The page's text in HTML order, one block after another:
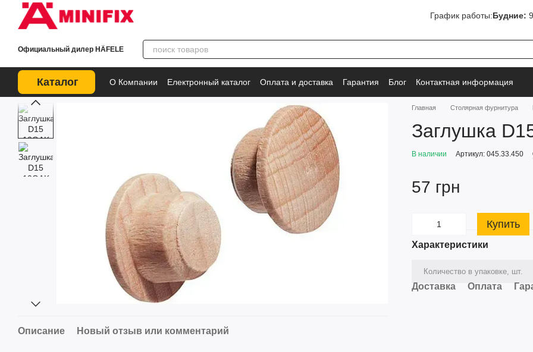
Перейти к основному контенту
График работы:Будние:
Официальный дилер HÄFELE
Каталог О Компании Електронный каталог Оплата и доставка Гарантия Блог Контактная информация
Описание Новый отзыв или комментарий
Главная Столярная фурнитура
Заглушка
В наличии Артикул: 045.33.450
57 грн
Купить
Характеристики
Количество в упаковке, шт.
Доставка Оплата